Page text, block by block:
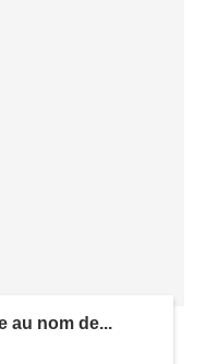
au nom de...